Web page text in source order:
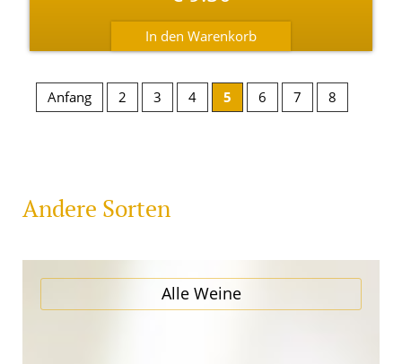
Anfang 2 3 4 5 6 7 8
Andere Sorten
Alle Weine